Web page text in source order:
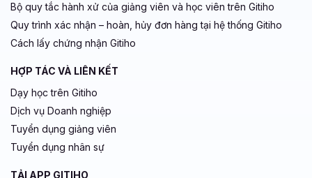
Bộ quy tắc hành xử của giảng viên và học viên trên Gitiho
Quy trình xác nhận – hoàn, hủy đơn hàng tại hệ thống Gitiho
Cách lấy chứng nhận Gitiho
HỢP TÁC VÀ LIÊN KẾT
Dạy học trên Gitiho
Dịch vụ Doanh nghiệp
Tuyển dụng giảng viên
Tuyển dụng nhân sự
TẢI APP GITIHO